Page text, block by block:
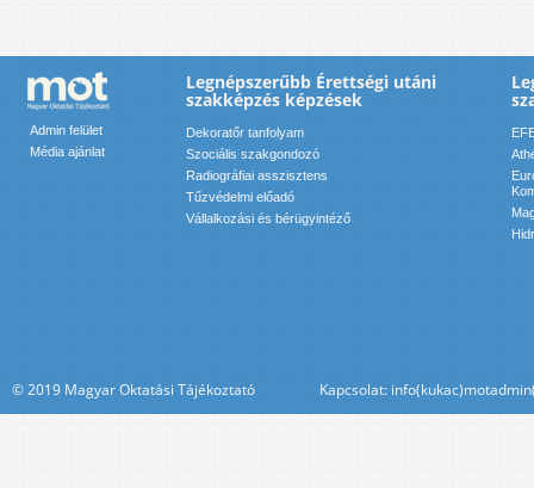
Admin felület
Média ajánlat
Legnépszerűbb Érettségi utáni
szakképzés képzések
Dekoratőr tanfolyam
Szociális szakgondozó
Radiográfiai asszisztens
Tűzvédelmi előadó
Vállalkozási és bérügyintéző
© 2019 Magyar Oktatási Tájékoztató Kapcsolat: